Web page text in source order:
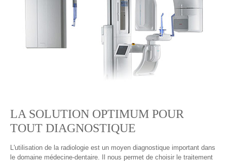
LA SOLUTION OPTIMUM POUR
TOUT DIAGNOSTIQUE
L'utilisation de la radiologie est un moyen diagnostique important dans
le domaine médecine-dentaire. Il nous permet de choisir le traitement